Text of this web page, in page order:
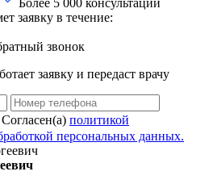
заявку в течение:
звонок
заявку и передаст врачу
Согласен(а) политикой
персональных данных.